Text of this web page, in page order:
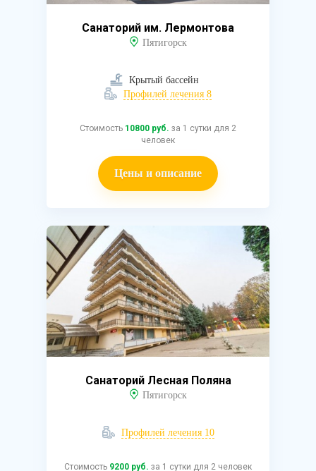
Санаторий им. Лермонтова
Пятигорск
Крытый бассейн
Профилей лечения 8
Стоимость 10800 руб. за 1 сутки для 2
человек
Цены и описание
Санаторий Лесная Поляна
Пятигорск
Профилей лечения 10
Стоимость 9200 руб. за 1 сутки для 2 человек